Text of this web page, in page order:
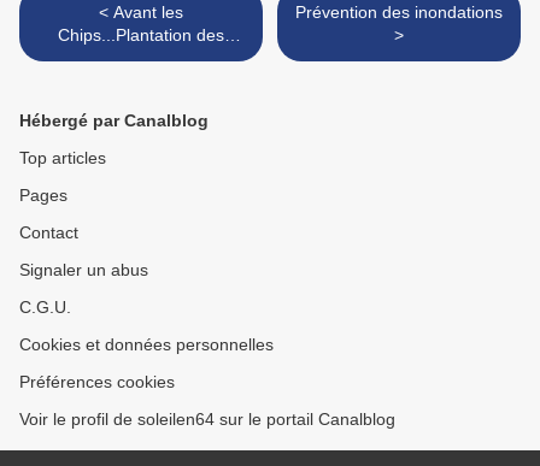
< Avant les
Chips...Plantation des
patates ! ! !
Prévention des inondations
>
Hébergé par Canalblog
Top articles
Pages
Contact
Signaler un abus
C.G.U.
Cookies et données personnelles
Préférences cookies
Voir le profil de soleilen64 sur le portail Canalblog